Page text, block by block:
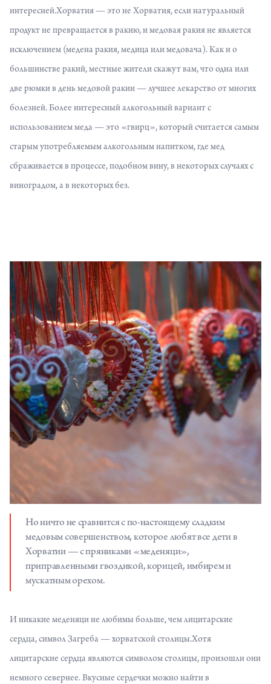
интересней.Хорватия — это не Хорватия, если натуральный
продукт не превращается в ракию, и медовая ракия не является
исключением (медена ракия, медица или медовача). Как и о
большинстве ракий, местные жители скажут вам, что одна или
две рюмки в день медовой ракии — лучшее лекарство от многих
болезней. Более интересный алкогольный вариант с
использованием меда — это «гвирц», который считается самым
старым употребляемым алкогольным напитком, где мед
сбраживается в процессе, подобном вину, в некоторых случаях с
виноградом, а в некоторых без.
Но ничто не сравнится с по-настоящему сладким
медовым совершенством, которое любят все дети в
Хорватии — с пряниками «меденяци»,
приправленными гвоздикой, корицей, имбирем и
мускатным орехом.
И никакие меденяци не любимы больше, чем лицитарские
сердца, символ Загреба — хорватской столицы.Хотя
лицитарские сердца являются символом столицы, произошли они
немного севернее. Вкусные сердечки можно найти в